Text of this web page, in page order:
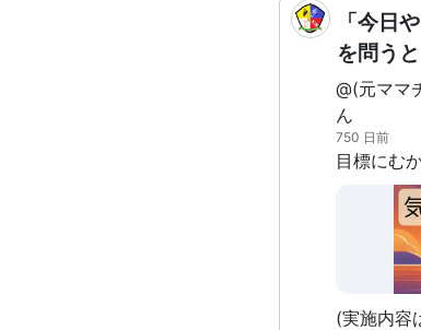
も、やは
「今日
を問うと
@(元ママ
ん
750 日前
(実施内容